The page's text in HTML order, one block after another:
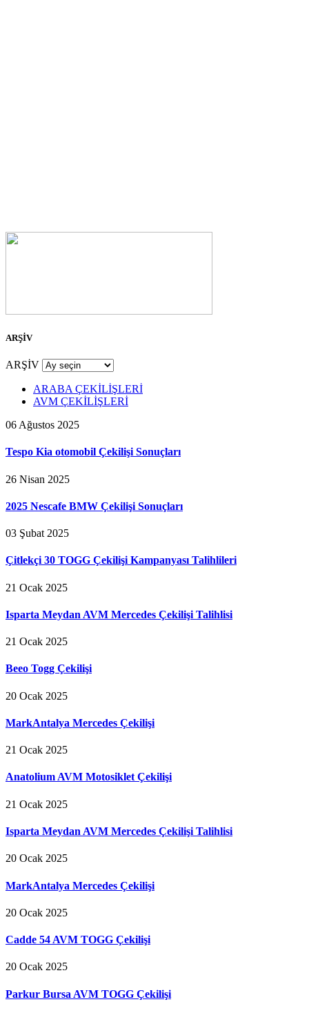
ARŞİV
ARŞİV
ARABA ÇEKİLİŞLERİ
AVM ÇEKİLİŞLERİ
06 Ağustos 2025
Tespo Kia otomobil Çekilişi Sonuçları
26 Nisan 2025
2025 Nescafe BMW Çekilişi Sonuçları
03 Şubat 2025
Çitlekçi 30 TOGG Çekilişi Kampanyası Talihlileri
21 Ocak 2025
Isparta Meydan AVM Mercedes Çekilişi Talihlisi
21 Ocak 2025
Beeo Togg Çekilişi
20 Ocak 2025
MarkAntalya Mercedes Çekilişi
21 Ocak 2025
Anatolium AVM Motosiklet Çekilişi
21 Ocak 2025
Isparta Meydan AVM Mercedes Çekilişi Talihlisi
20 Ocak 2025
MarkAntalya Mercedes Çekilişi
20 Ocak 2025
Cadde 54 AVM TOGG Çekilişi
20 Ocak 2025
Parkur Bursa AVM TOGG Çekilişi